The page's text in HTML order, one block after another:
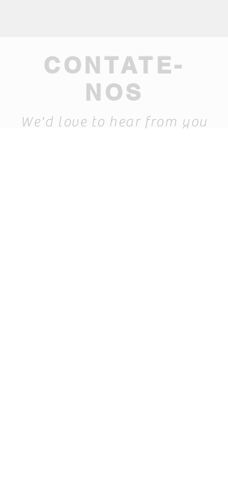
CONTATE-
NOS
We'd love to hear from you